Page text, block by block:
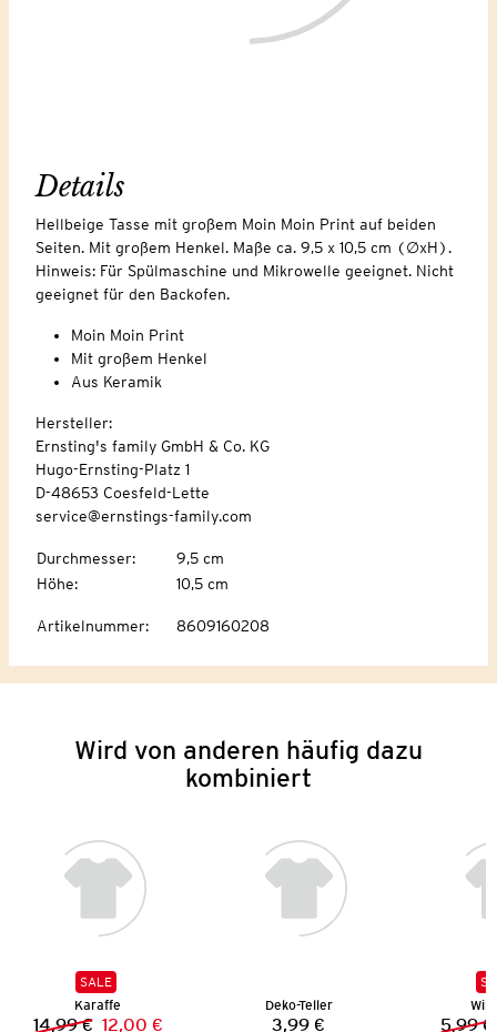
Details
Hellbeige Tasse mit großem Moin Moin Print auf beiden
Seiten. Mit großem Henkel. Maße ca. 9,5 x 10,5 cm (∅xH).
Hinweis: Für Spülmaschine und Mikrowelle geeignet. Nicht
geeignet für den Backofen.
Moin Moin Print
Mit großem Henkel
Aus Keramik
Hersteller:
Ernsting's family GmbH & Co. KG
Hugo-Ernsting-Platz 1
D-48653 Coesfeld-Lette
service@ernstings-family.com
Durchmesser:
9,5 cm
Höhe: 10,5 cm
Artikelnummer: 8609160208
Wird von anderen häufig dazu
kombiniert
SALE
Karaffe
14,99 € 12,00 €
Deko-Teller
3,99 € 5,99 €